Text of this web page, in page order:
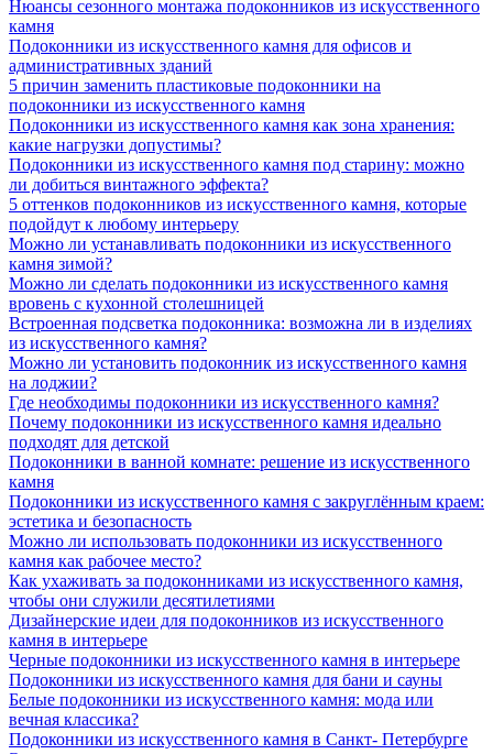
Нюансы сезонного монтажа подоконников из искусственного
камня
Подоконники из искусственного камня для офисов и
административных зданий
5 причин заменить пластиковые подоконники на
подоконники из искусственного камня
Подоконники из искусственного камня как зона хранения:
какие нагрузки допустимы?
Подоконники из искусственного камня под старину: можно
ли добиться винтажного эффекта?
5 оттенков подоконников из искусственного камня, которые
подойдут к любому интерьеру
Можно ли устанавливать подоконники из искусственного
камня зимой?
Можно ли сделать подоконники из искусственного камня
вровень с кухонной столешницей
Встроенная подсветка подоконника: возможна ли в изделиях
из искусственного камня?
Можно ли установить подоконник из искусственного камня
на лоджии?
Где необходимы подоконники из искусственного камня?
Почему подоконники из искусственного камня идеально
подходят для детской
Подоконники в ванной комнате: решение из искусственного
камня
Подоконники из искусственного камня с закруглённым краем:
эстетика и безопасность
Можно ли использовать подоконники из искусственного
камня как рабочее место?
Как ухаживать за подоконниками из искусственного камня,
чтобы они служили десятилетиями
Дизайнерские идеи для подоконников из искусственного
камня в интерьере
Черные подоконники из искусственного камня в интерьере
Подоконники из искусственного камня для бани и сауны
Белые подоконники из искусственного камня: мода или
вечная классика?
Подоконники из искусственного камня в Санкт- Петербурге